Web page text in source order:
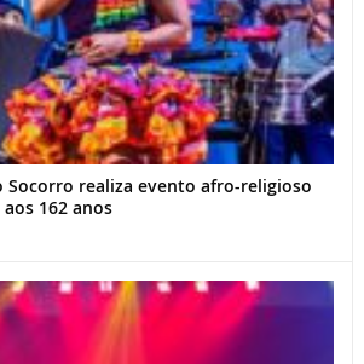
Socorro realiza evento afro-religioso
162 anos